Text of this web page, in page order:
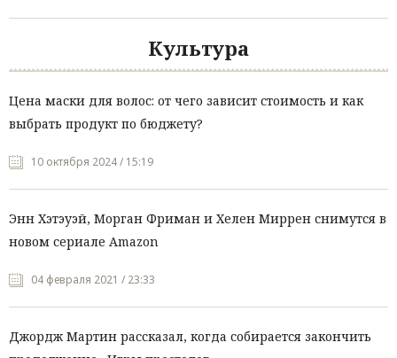
Культура
Цена маски для волос: от чего зависит стоимость и как
выбрать продукт по бюджету?
10 октября 2024 / 15:19
Энн Хэтэуэй, Морган Фриман и Хелен Миррен снимутся в
новом сериале Amazon
04 февраля 2021 / 23:33
Джордж Мартин рассказал, когда собирается закончить